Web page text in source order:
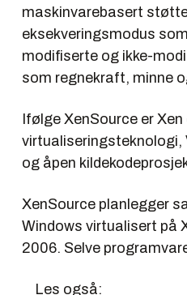
maskinvarebasert
eksekveringsmodus
modifiserte og ikke-
som regnekraft, minne
Ifølge XenSource er
virtualiseringsteknologi,
og åpen
XenSource planlegger
Windows virtualisert på
2006. Selve
Les også: